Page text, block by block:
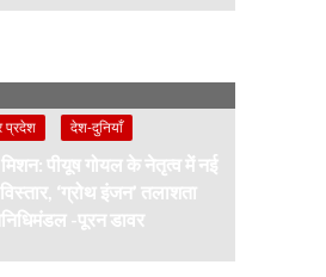
प्रदेश देश-दुनियाँ
पीयूष गोयल के नेतृत्व में नई
‘ग्रोथ इंजन’ तलाशता
-पूरन डावर